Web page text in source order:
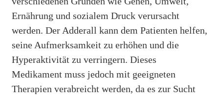
Ernährung und sozialem Druck verursacht
werden. Der Adderall kann dem Patienten helfen,
seine Aufmerksamkeit zu erhöhen und die
Hyperaktivität zu verringern. Dieses
Medikament muss jedoch mit geeigneten
Therapien verabreicht werden, da es zur Sucht